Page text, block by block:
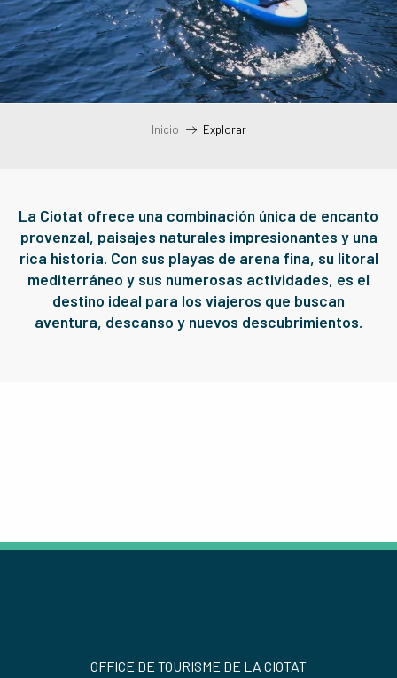
Inicio Explorar
La Ciotat ofrece una combinación única de encanto
provenzal, paisajes naturales impresionantes y una
rica historia. Con sus playas de arena fina, su litoral
mediterráneo y sus numerosas actividades, es el
destino ideal para los viajeros que buscan
aventura, descanso y nuevos descubrimientos.
OFFICE DE TOURISME DE LA CIOTAT